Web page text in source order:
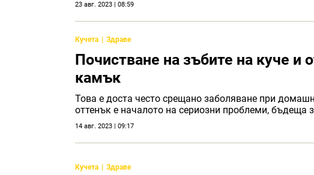
23 авг. 2023 | 08:59
Кучета Здраве
Почистване на зъбите на куче и
камък
Това е доста често срещано заболяване при
оттенък е началото на сериозни проблеми, бъдеща
14 авг. 2023 | 09:17
Кучета Здраве